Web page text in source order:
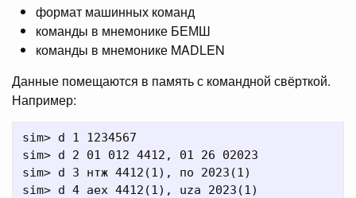
формат машинных команд
команды в мнемонике БЕМШ
команды в мнемонике MADLEN
Данные помещаются в память с командной свёрткой.
Например:
sim> d 1 1234567
sim> d 2 01 012 4412, 01 26 02023
sim> d 3 нтж 4412(1), по 2023(1)
sim> d 4 aex 4412(1), uza 2023(1)